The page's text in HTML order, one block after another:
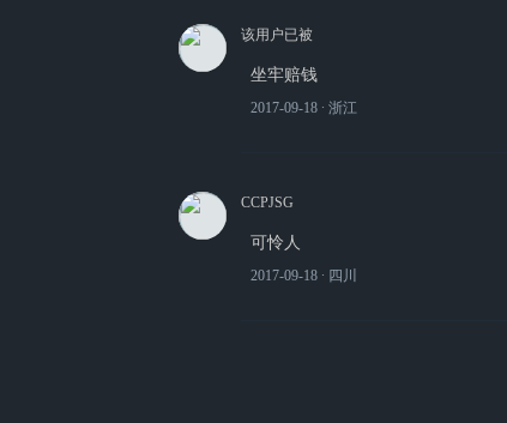
该用户已被
坐牢赔钱
2017-09-18 ∙ 浙江
CCPJSG
可怜人
2017-09-18 ∙ 四川